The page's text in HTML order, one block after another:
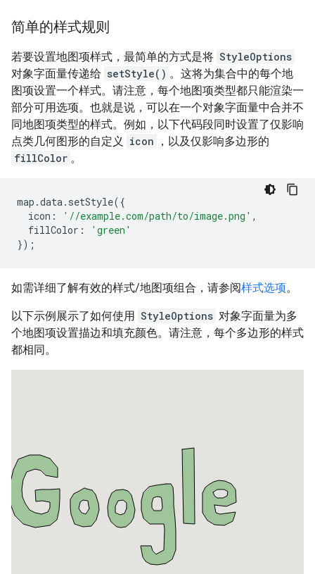
简单的样式规则
若要设置地图项样式，最简单的方式是将 StyleOptions
对象字面量传递给 setStyle() 。这将为集合中的每个地
图项设置一个样式。请注意，每个地图项类型都只能渲染一
部分可用选项。也就是说，可以在一个对象字面量中合并不
同地图项类型的样式。例如，以下代码段同时设置了仅影响
点类几何图形的自定义
icon
，以及仅影响多边形的
fillColor 。
map .data. setStyle({
icon : '//example.com/path/to/image.png' ,
fillColor :
'green'
});
如需详细了解有效的样式/地图项组合，请参阅样式选项。
以下示例展示了如何使用 StyleOptions 对象字面量为多
个地图项设置描边和填充颜色。请注意，每个多边形的样式
都相同。